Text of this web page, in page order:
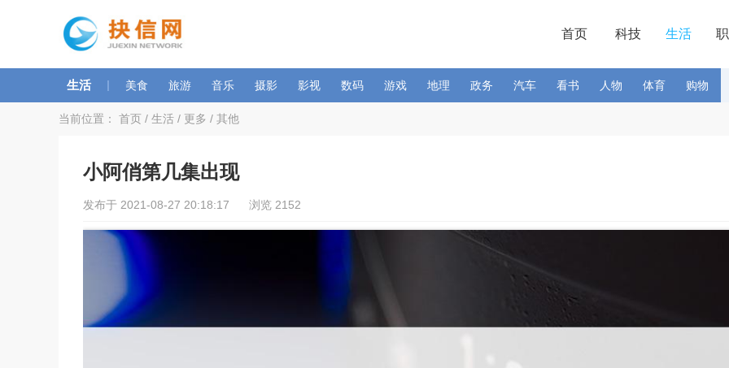
首页 科技 生活
生活 | 美食 旅游 音乐 摄影 影视 数码 游戏 地理 政务 汽车 看书 人物 体育 购物
当前位置： 首页 / 生活 / 更多 / 其他
小阿俏第几集出现
发布于 2021-08-27 20:18:17 浏览 2152